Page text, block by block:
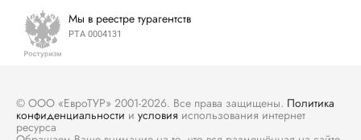
Мы в реестре турагентств
РТА 0004131
© ООО «ЕвроТУР» 2001-2026. Все права защищены. Политика
конфиденциальности и условия использования интернет
ресурса